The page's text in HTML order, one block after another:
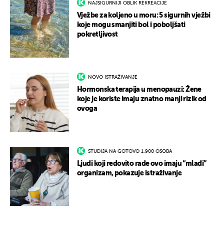
NAJSIGURNIJI OBLIK REKREACIJE
Vježbe za koljeno u moru: 5 sigurnih vježbi
koje mogu smanjiti bol i poboljšati
pokretljivost
NOVO ISTRAŽIVANJE
Hormonska terapija u menopauzi: Žene
koje je koriste imaju znatno manji rizik od
ovoga
STUDIJA NA GOTOVO 1.900 OSOBA
Ljudi koji redovito rade ovo imaju “mlađi”
organizam, pokazuje istraživanje